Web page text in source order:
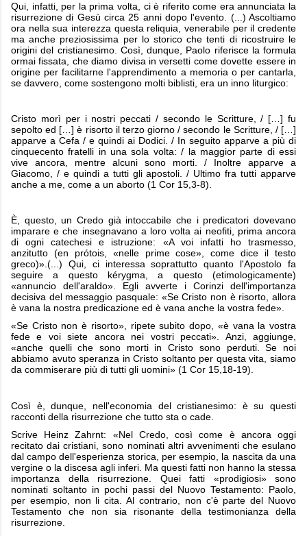
Qui, infatti, per la prima volta, ci è riferito come era annunciata la
risurrezione di Gesù circa 25 anni dopo l'evento. (...) Ascoltiamo
ora nella sua interezza questa reliquia, venerabile per il credente
ma anche preziosissima per lo storico che tenti di ricostruire le
origini del cristianesimo. Così, dunque, Paolo riferisce la formula
ormai fissata, che diamo divisa in versetti come dovette essere in
origine per facilitarne l'apprendimento a memoria o per cantarla,
se davvero, come sostengono molti biblisti, era un inno liturgico:
Cristo morì per i nostri peccati / secondo le Scritture, / […] fu
sepolto ed […] è risorto il terzo giorno / secondo le Scritture, / […]
apparve a Cefa / e quindi ai Dodici. / In seguito apparve a più di
cinquecento fratelli in una sola volta: / la maggior parte di essi
vive ancora, mentre alcuni sono morti. / Inoltre apparve a
Giacomo, / e quindi a tutti gli apostoli. / Ultimo fra tutti apparve
anche a me, come a un aborto (1 Cor 15,3-8).
È, questo, un Credo già intoccabile che i predicatori dovevano
imparare e che insegnavano a loro volta ai neofiti, prima ancora
di ogni catechesi e istruzione: «A voi infatti ho trasmesso,
anzitutto (en prótois, «nelle prime cose», come dice il testo
greco)».(...) Qui, ci interessa soprattutto quanto l'Apostolo fa
seguire a questo kérygma, a questo (etimologicamente)
«annuncio dell'araldo». Egli avverte i Corinzi dell'importanza
decisiva del messaggio pasquale: «Se Cristo non è risorto, allora
è vana la nostra predicazione ed è vana anche la vostra fede».
«Se Cristo non è risorto», ripete subito dopo, «è vana la vostra
fede e voi siete ancora nei vostri peccati». Anzi, aggiunge,
«anche quelli che sono morti in Cristo sono perduti. Se noi
abbiamo avuto speranza in Cristo soltanto per questa vita, siamo
da commiserare più di tutti gli uomini» (1 Cor 15,18-19).
Così è, dunque, nell'economia del cristianesimo: è su questi
racconti della risurrezione che tutto sta o cade.
Scrive Heinz Zahrnt: «Nel Credo, così come è ancora oggi
recitato dai cristiani, sono nominati altri avvenimenti che esulano
dal campo dell'esperienza storica, per esempio, la nascita da una
vergine o la discesa agli inferi. Ma questi fatti non hanno la stessa
importanza della risurrezione. Quei fatti «prodigiosi» sono
nominati soltanto in pochi passi del Nuovo Testamento: Paolo,
per esempio, non li cita. Al contrario, non c'è parte del Nuovo
Testamento che non sia risonante della testimonianza della
risurrezione.